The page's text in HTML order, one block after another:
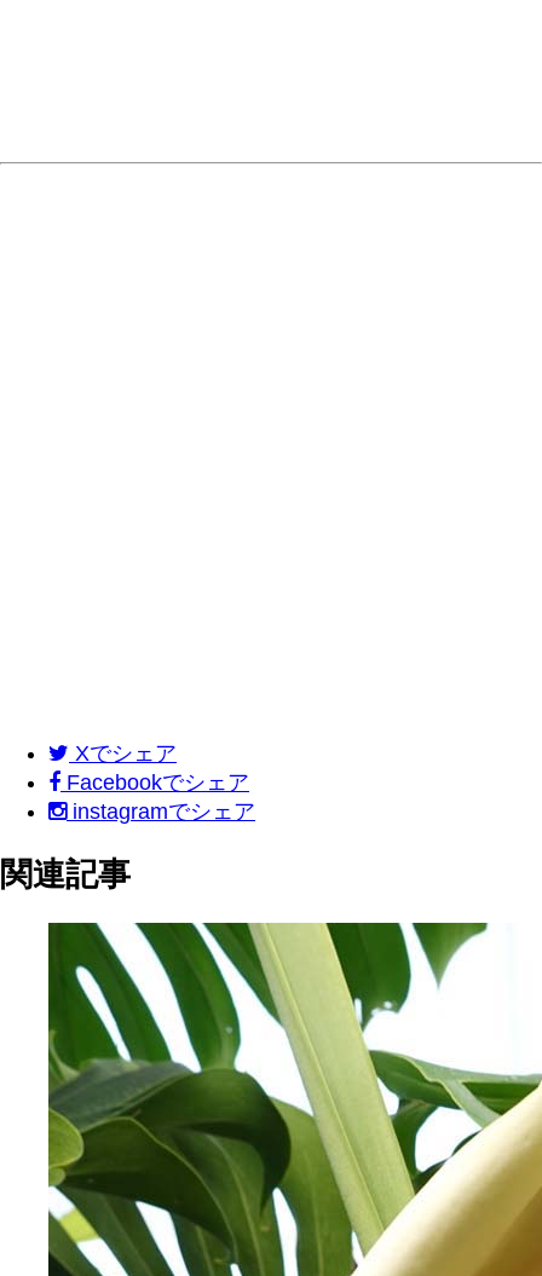
Xでシェア
Facebookでシェア
instagramでシェア
関連記事